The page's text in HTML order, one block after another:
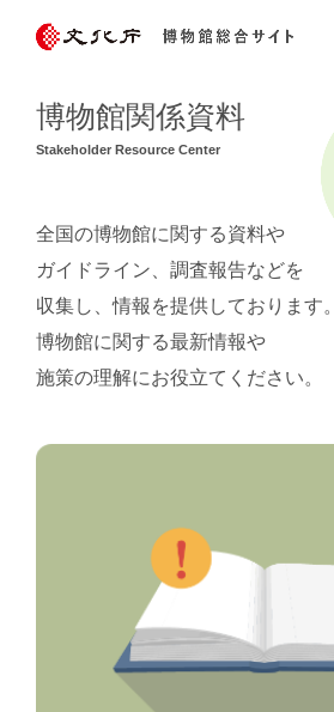
博物館関係資料
Stakeholder Resource Center
全国の博物館に関する資料や
ガイドライン、調査報告などを
収集し、情報を提供しております。
博物館に関する最新情報や
施策の理解にお役立てください。